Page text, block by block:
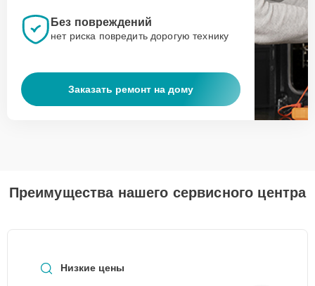
Без повреждений
нет риска повредить дорогую технику
Заказать ремонт на дому
Преимущества нашего сервисного центра
Низкие цены